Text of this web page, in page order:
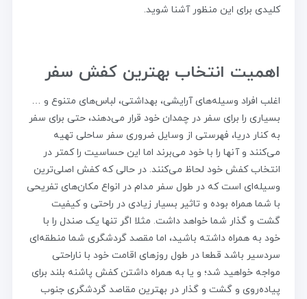
کلیدی برای این منظور آشنا شوید.
اهمیت انتخاب بهترین کفش سفر
اغلب افراد وسیله‌های آرایشی، بهداشتی، لباس‌های متنوع و …
بسیاری را برای سفر در چمدان خود قرار می‌دهند، حتی برای سفر
به کنار دریا، فهرستی از وسایل ضروری سفر ساحلی تهیه
می‌کنند و آنها را با خود می‌برند اما این حساسیت را کمتر در
انتخاب کفش خود لحاظ می‌کنند. در حالی که کفش اصلی‌ترین
وسیله‌ای است که در طول سفر مدام در انواع مکان‌های تفریحی
با شما همراه بوده و تاثیر بسیار زیادی در راحتی و کیفیت
گشت و گذار شما خواهد داشت. مثلا اگر تنها یک صندل را با
خود به همراه داشته باشید، اما مقصد گردشگری شما منطقه‌ای
سردسیر باشد قطعا در طول روزهای اقامت خود با ناراحتی
مواجه خواهید شد؛ و یا به همراه داشتن کفش پاشنه بلند برای
پیاده‌روی و گشت و گذار در بهترین مقاصد گردشگری جنوب